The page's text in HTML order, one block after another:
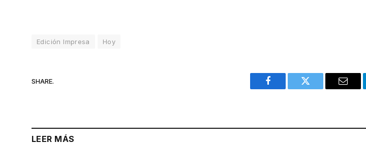
Edición Impresa Hoy
SHARE.
Facebook Twitter Email
LEER MÁS